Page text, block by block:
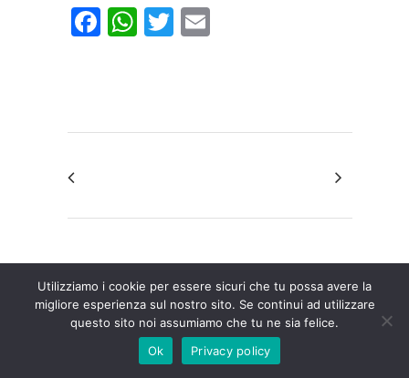
Facebook
WhatsApp
Twitter
Utilizziamo i cookie per essere sicuri che tu possa avere la
migliore esperienza sul nostro sito. Se continui ad utilizzare
questo sito noi assumiamo che tu ne sia felice.
Ok
Privacy policy